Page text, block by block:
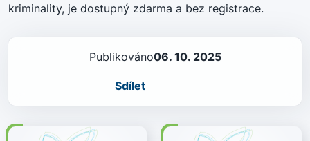
kriminality, je dostupný zdarma a bez registrace.
Publikováno06. 10. 2025
Sdílet